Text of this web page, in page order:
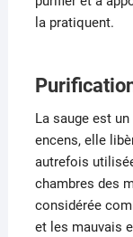
la pratiquent.
La sauge est
encens, elle
autrefois
chambres des
considérée
et les mauvais